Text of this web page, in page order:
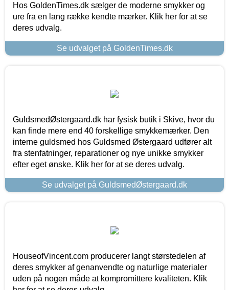
Hos GoldenTimes.dk sælger de moderne smykker og
ure fra en lang række kendte mærker. Klik her for at se
deres udvalg.
Se udvalget på GoldenTimes.dk
GuldsmedØstergaard.dk har fysisk butik i Skive, hvor du
kan finde mere end 40 forskellige smykkemærker. Den
interne guldsmed hos Guldsmed Østergaard udfører alt
fra stenfatninger, reparationer og nye unikke smykker
efter eget ønske. Klik her for at se deres udvalg.
Se udvalget på GuldsmedØstergaard.dk
HouseofVincent.com producerer langt størstedelen af
deres smykker af genanvendte og naturlige materialer
uden på nogen måde at kompromittere kvaliteten. Klik